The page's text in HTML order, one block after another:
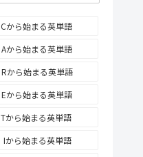
Cから始まる英単語
Aから始まる英単語
Rから始まる英単語
Eから始まる英単語
Tから始まる英単語
Iから始まる英単語